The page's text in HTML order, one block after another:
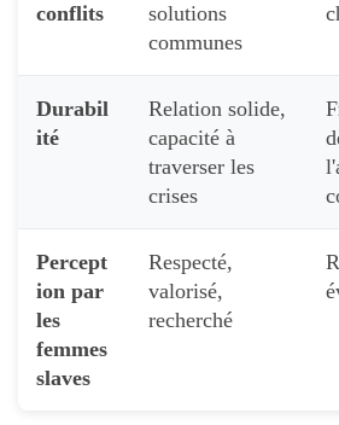
conflits
solutions
communes
Durabil
ité
Relation solide,
capacité à
traverser les
crises
Percept
ion par
les
femmes
slaves
Respecté,
valorisé,
recherché